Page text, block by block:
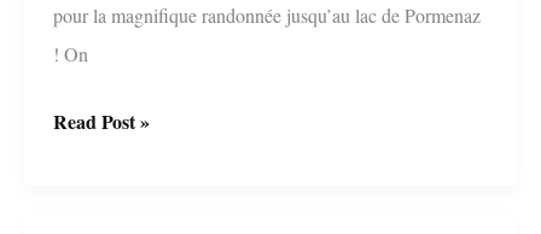
pour la magnifique randonnée jusqu’au lac de Pormenaz
! On
Randonnée
Read Post »